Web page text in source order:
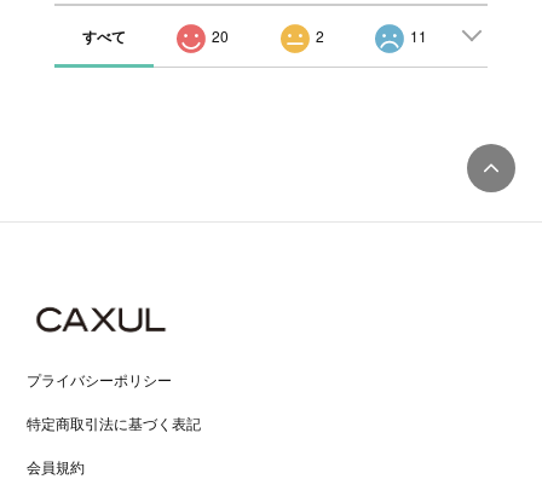
すべて 20 2 11
プライバシーポリシー
特定商取引法に基づく表記
会員規約